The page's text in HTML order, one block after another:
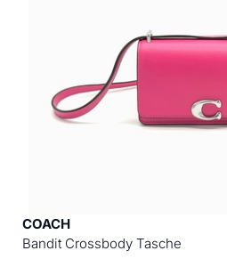
COACH
Bandit Crossbody Tasche